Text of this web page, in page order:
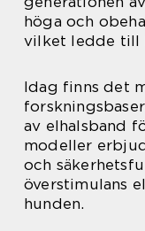
höga och
vilket ledde till
Idag finns det
av elhalsband
modeller
och
överstimulans
hunden.